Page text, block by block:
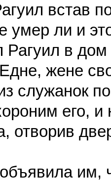
встав
умер ли и
в дом
жене
служанок
его, и
отворив
им,